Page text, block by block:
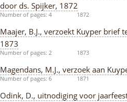
door ds. Spijker, 1872
Number of pages: 4 1872
Maajer, B.J., verzoekt Kuyper brief
1873
Number of pages: 2 1873
Magendans, M.J., verzoek aan
Number of pages: 6 1871
Odink, D., uitnodiging voor